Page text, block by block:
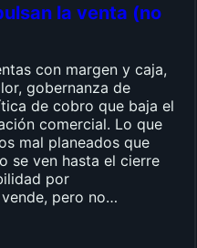
la venta (no
con margen y caja,
gobernanza de
de cobro que baja el
comercial. Lo que
mal planeados que
se ven hasta el cierre
por
pero no…